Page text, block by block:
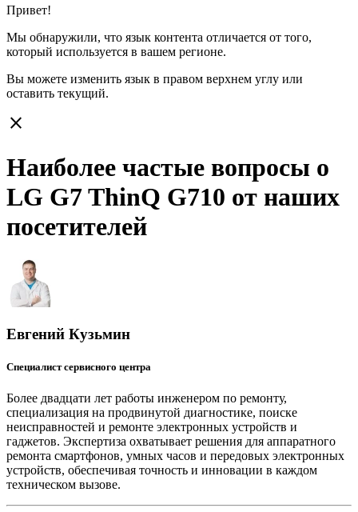
Привет!
Мы обнаружили, что язык контента отличается от того,
который используется в вашем регионе.
Вы можете изменить язык в правом верхнем углу или
оставить текущий.
close
Наиболее частые вопросы о
LG G7 ThinQ G710 от наших
посетителей
Евгений Кузьмин
Специалист сервисного центра
Более двадцати лет работы инженером по ремонту,
специализация на продвинутой диагностике, поиске
неисправностей и ремонте электронных устройств и
гаджетов. Экспертиза охватывает решения для аппаратного
ремонта смартфонов, умных часов и передовых электронных
устройств, обеспечивая точность и инновации в каждом
техническом вызове.